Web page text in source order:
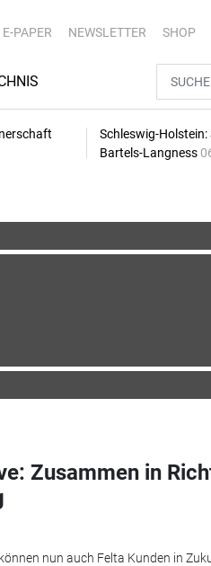
E-PAPER NEWSLETTER SHOP
Schleswig-Holstein:
Bartels-Langness
Zusammen in
nun auch Felta Kunden in